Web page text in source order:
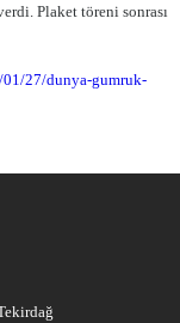
Plaket töreni sonrası
27/dunya-gumruk-